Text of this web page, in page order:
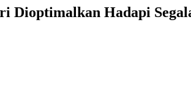
Hadapi